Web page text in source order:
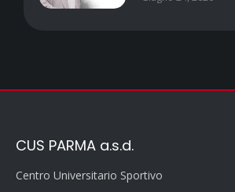
CUS PARMA a.s.d.
Centro Universitario Sportivo